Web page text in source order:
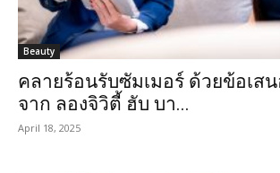
Beauty
คลายร้อนรับซัมเมอร์ ด้วยข้อเส
จาก ลองจิวิตี้ ฮับ บา...
April 18, 2025